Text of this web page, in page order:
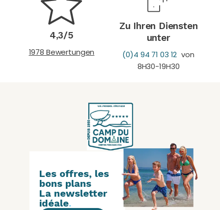
4,3/5
1978 Bewertungen
Zu Ihren Diensten
unter
(0)4 94 71 03 12 von
8H30-19H30
Les offres, les
bons plans
La newsletter
idéale.